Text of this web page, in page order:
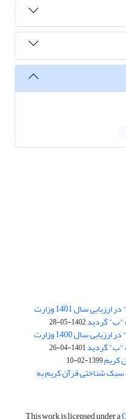
مجله" مطالعات سبک شناختی قرآن کریم" در ارزیابی سال 1401 وزارت
"ب" گردید1402-05-28
مجله" مطالعات سبک شناختی قرآن کریم" در ارزیابی سال 1400 وزارت
"ب" گردید1401-04-26
کریم1399-02-10
سبک شناختی قرآن کریم به